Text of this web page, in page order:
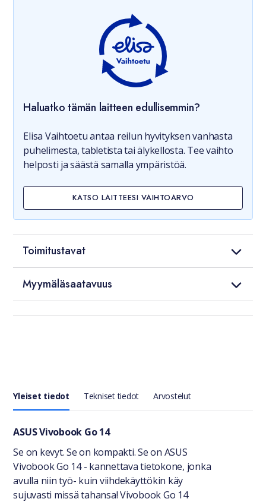
Haluatko tämän laitteen edullisemmin?
Elisa Vaihtoetu antaa reilun hyvityksen vanhasta
puhelimesta, tabletista tai älykellosta. Tee vaihto
helposti ja säästä samalla ympäristöä.
KATSO LAITTEESI VAIHTOARVO
Toimitustavat
Myymäläsaatavuus
Yleiset tiedot Tekniset tiedot Arvostelut
Yleiset tiedot
ASUS Vivobook Go 14
Se on kevyt. Se on kompakti. Se on ASUS
Vivobook Go 14 - kannettava tietokone, jonka
avulla niin työ- kuin viihdekäyttökin käy
sujuvasti missä tahansa! Vivobook Go 14